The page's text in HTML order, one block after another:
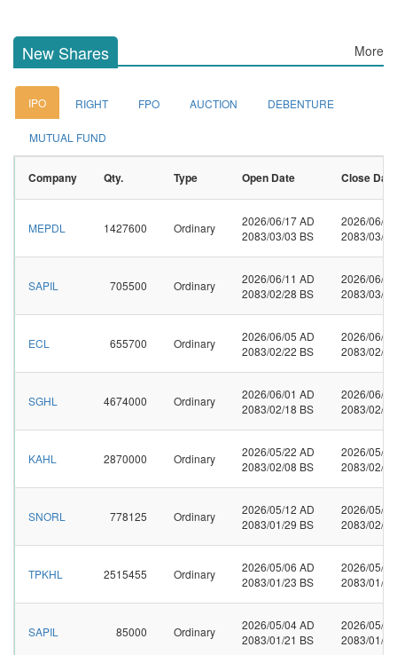
New Shares More
IPO RIGHT FPO AUCTION DEBENTURE
MUTUAL FUND
Company Qty. Type Open Date Close Date
MEPDL 1427600 Ordinary
2026/06/17 AD
2083/03/03 BS
2026/06/
2083/03/
SAPIL 705500 Ordinary
2026/06/11 AD
2083/02/28 BS
2026/06/
2083/03/
ECL 655700 Ordinary
2026/06/05 AD
2083/02/22 BS
2026/06/
2083/02/
SGHL 4674000 Ordinary
2026/06/01 AD
2083/02/18 BS
2026/06/
2083/02/
KAHL 2870000 Ordinary
2026/05/22 AD
2083/02/08 BS
2026/05/
2083/02/
SNORL 778125 Ordinary
2026/05/12 AD
2083/01/29 BS
2026/05/
2083/02/
TPKHL 2515455 Ordinary
2026/05/06 AD
2083/01/23 BS
2026/05/
2083/01/
SAPIL 85000 Ordinary
2026/05/04 AD
2083/01/21 BS
2026/05/
2083/01/